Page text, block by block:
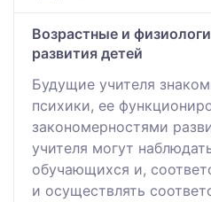
Возрастные и
развития детей
Будущие учителя
психики, ее
закономерностями
учителя могут
обучающихся и,
и осуществлять